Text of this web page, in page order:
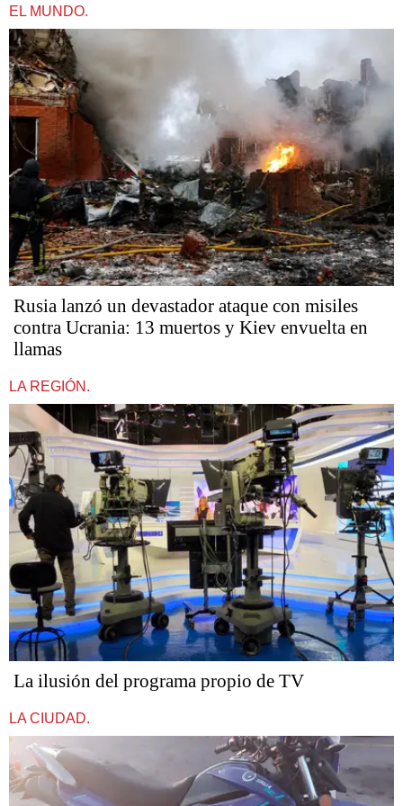
EL MUNDO.
Rusia lanzó un devastador ataque con misiles
contra Ucrania: 13 muertos y Kiev envuelta en
llamas
LA REGIÓN.
La ilusión del programa propio de TV
LA CIUDAD.